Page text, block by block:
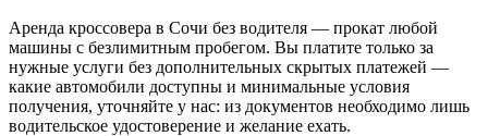
Аренда кроссовера в Сочи без водителя — прокат любой
машины с безлимитным пробегом. Вы платите только за
нужные услуги без дополнительных скрытых платежей —
какие автомобили доступны и минимальные условия
получения, уточняйте у нас: из документов необходимо лишь
водительское удостоверение и желание ехать.